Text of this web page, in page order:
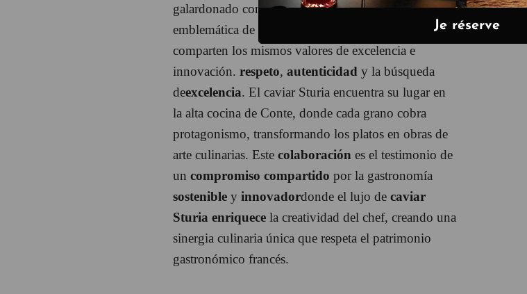
galardonado con una estrella Michelin, es
emblemática de un encuentro entre dos mundos que
comparten los mismos valores de excelencia e
innovación. respeto, autenticidad y la búsqueda
deexcelencia. El caviar Sturia encuentra su lugar en
la alta cocina de Conte, donde cada grano cobra
protagonismo, transformando los platos en obras de
arte culinarias. Este colaboración es el testimonio de
un compromiso compartido por la gastronomía
sostenible y innovadordonde el lujo de caviar
Sturia enriquece la creatividad del chef, creando una
sinergia culinaria única que respeta el patrimonio
gastronómico francés.